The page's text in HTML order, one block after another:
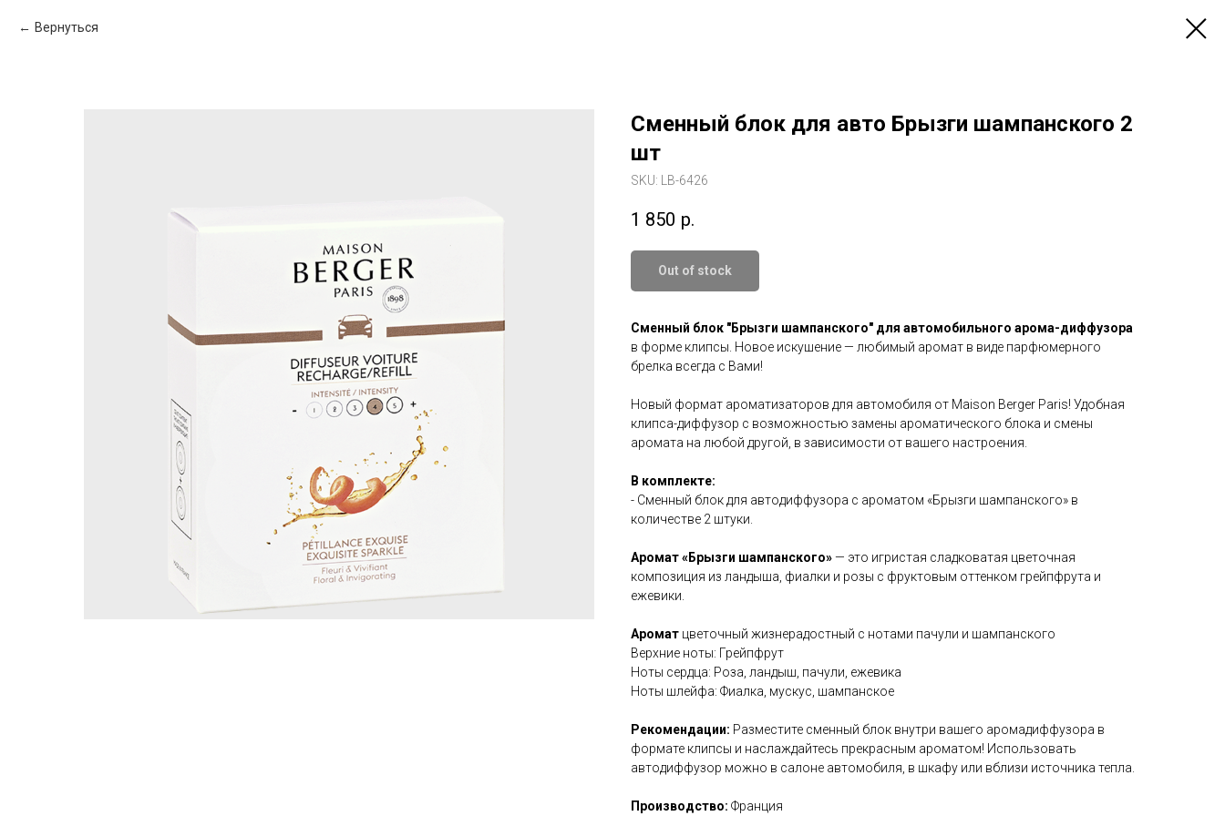
Вернуться
Сменный блок для авто Брызги шампанского 2
шт
SKU: LB-6426
1 850 р.
Out of stock
Сменный блок "Брызги шампанского" для автомобильного арома-диффузора
в форме клипсы. Новое искушение — любимый аромат в виде парфюмерного
брелка всегда с Вами!
Новый формат ароматизаторов для автомобиля от Maison Berger Paris! Удобная
клипса-диффузор с возможностью замены ароматического блока и смены
аромата на любой другой, в зависимости от вашего настроения.
В комплекте:
- Сменный блок для автодиффузора с ароматом «Брызги шампанского» в
количестве 2 штуки.
Аромат «Брызги шампанского»— это игристая сладковатая цветочная
композиция из ландыша, фиалки и розы с фруктовым оттенком грейпфрута и
ежевики.
Аромат цветочный жизнерадостный с нотами пачули и шампанского
Верхние ноты: Грейпфрут
Ноты сердца: Роза, ландыш, пачули, ежевика
Ноты шлейфа: Фиалка, мускус, шампанское
Рекомендации: Разместите сменный блок внутри вашего аромадиффузора в
формате клипсы и наслаждайтесь прекрасным ароматом! Использовать
автодиффузор можно в салоне автомобиля, в шкафу или вблизи источника тепла.
Производство: Франция